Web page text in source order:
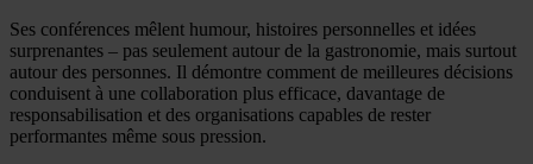
Ses conférences mêlent humour, histoires personnelles et idées
surprenantes – pas seulement autour de la gastronomie, mais surtout
autour des personnes. Il démontre comment de meilleures décisions
conduisent à une collaboration plus efficace, davantage de
responsabilisation et des organisations capables de rester
performantes même sous pression.